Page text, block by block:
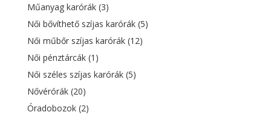
Műanyag karórák (3)
Női bővíthető szíjas karórák (5)
Női műbőr szíjas karórák (12)
Női pénztárcák (1)
Női széles szíjas karórák (5)
Nővérórák (20)
Óradobozok (2)